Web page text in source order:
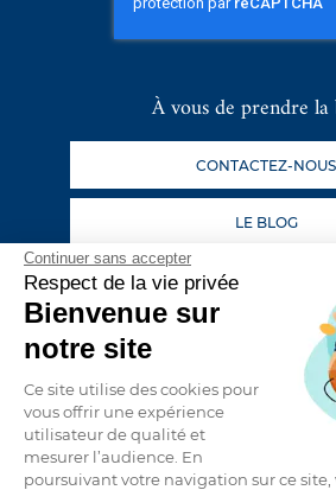
Continuer sans accepter
Respect de la vie privée
Bienvenue sur
notre site
Ce site utilise des cookies pour
vous offrir une expérience
utilisateur de qualité et
mesurer l’audience. En
poursuivant votre navigation sur ce site,
À vous de prendre
CONTACTEZ-NOUS
LE BLOG
Suivez nos